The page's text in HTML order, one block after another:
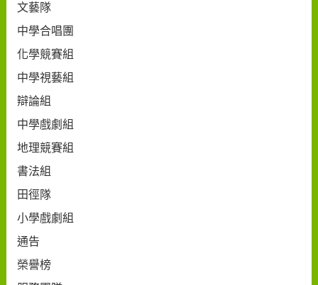
文藝隊
中學合唱團
化學競賽組
中學視藝組
辯論組
中學戲劇組
地理競賽組
書法組
田徑隊
小學戲劇組
通告
榮譽榜